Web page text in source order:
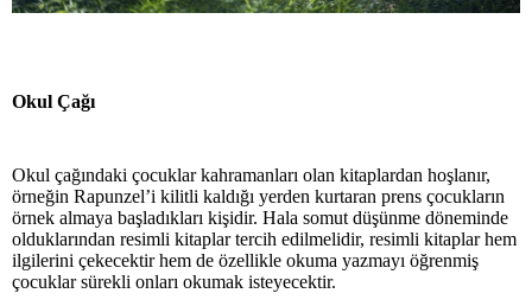
Okul Çağı
Okul çağındaki çocuklar kahramanları olan kitaplardan hoşlanır,
örneğin Rapunzel’i kilitli kaldığı yerden kurtaran prens çocukların
örnek almaya başladıkları kişidir. Hala somut düşünme döneminde
olduklarından resimli kitaplar tercih edilmelidir, resimli kitaplar hem
ilgilerini çekecektir hem de özellikle okuma yazmayı öğrenmiş
çocuklar sürekli onları okumak isteyecektir.